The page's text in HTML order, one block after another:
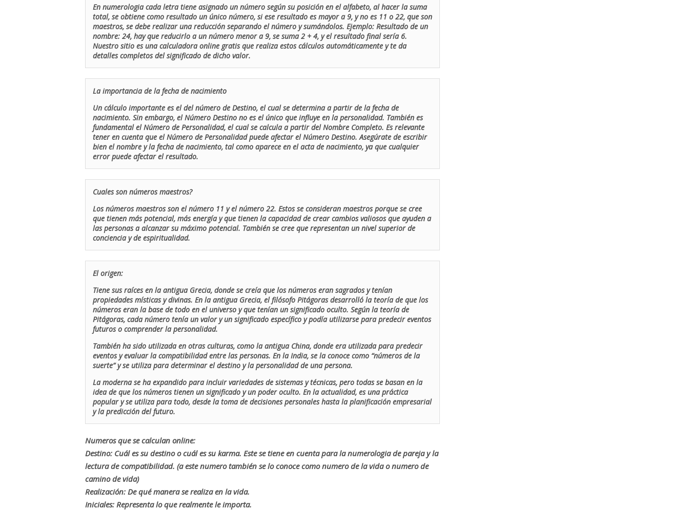
En numerologia cada letra tiene asignado un número según su posición en el alfabeto, al hacer la suma
total, se obtiene como resultado un único número, si ese resultado es mayor a 9, y no es 11 o 22, que son
maestros, se debe realizar una reducción separando el número y sumándolos. Ejemplo: Resultado de un
nombre: 24, hay que reducirlo a un número menor a 9, se suma 2 + 4, y el resultado final sería 6.
Nuestro sitio es una calculadora online gratis que realiza estos cálculos automáticamente y te da
detalles completos del significado de dicho valor.
La importancia de la fecha de nacimiento
Un cálculo importante es el del número de Destino, el cual se determina a partir de la fecha de
nacimiento. Sin embargo, el Número Destino no es el único que influye en la personalidad. También es
fundamental el Número de Personalidad, el cual se calcula a partir del Nombre Completo. Es relevante
tener en cuenta que el Número de Personalidad puede afectar el Número Destino. Asegúrate de escribir
bien el nombre y la fecha de nacimiento, tal como aparece en el acta de nacimiento, ya que cualquier
error puede afectar el resultado.
Cuales son números maestros?
Los números maestros son el número 11 y el número 22. Estos se consideran maestros porque se cree
que tienen más potencial, más energía y que tienen la capacidad de crear cambios valiosos que ayuden a
las personas a alcanzar su máximo potencial. También se cree que representan un nivel superior de
conciencia y de espiritualidad.
El origen:
Tiene sus raíces en la antigua Grecia, donde se creía que los números eran sagrados y tenían
propiedades místicas y divinas. En la antigua Grecia, el filósofo Pitágoras desarrolló la teoría de que los
números eran la base de todo en el universo y que tenían un significado oculto. Según la teoría de
Pitágoras, cada número tenía un valor y un significado específico y podía utilizarse para predecir eventos
futuros o comprender la personalidad.
También ha sido utilizada en otras culturas, como la antigua China, donde era utilizada para predecir
eventos y evaluar la compatibilidad entre las personas. En la India, se la conoce como “números de la
suerte” y se utiliza para determinar el destino y la personalidad de una persona.
La moderna se ha expandido para incluir variedades de sistemas y técnicas, pero todas se basan en la
idea de que los números tienen un significado y un poder oculto. En la actualidad, es una práctica
popular y se utiliza para todo, desde la toma de decisiones personales hasta la planificación empresarial
y la predicción del futuro.
Numeros que se calculan online:
Destino: Cuál es su destino o cuál es su karma. Este se tiene en cuenta para la numerologia de pareja y la
lectura de compatibilidad. (a este numero también se lo conoce como numero de la vida o numero de
camino de vida)
Realización: De qué manera se realiza en la vida.
Iniciales: Representa lo que realmente le importa.